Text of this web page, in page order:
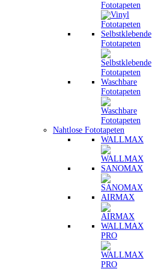
Fototapeten
Selbstklebende
Fototapeten
Waschbare
Fototapeten
Nahtlose Fototapeten
WALLMAX
SANOMAX
AIRMAX
WALLMAX
PRO